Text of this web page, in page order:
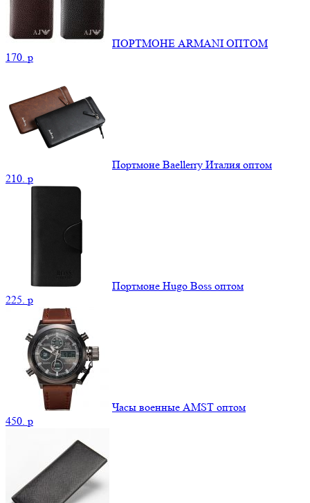
ПОРТМОНЕ ARMANI ОПТОМ
170. p
Портмоне Baellerry Италия оптом
210. p
Портмоне Hugo Boss оптом
225. p
Часы военные AMST оптом
450. p